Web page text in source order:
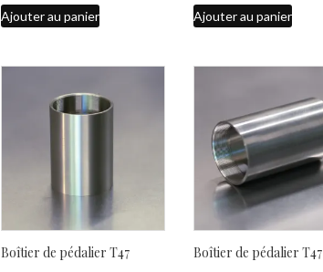
Ajouter au panier Ajouter au panier
Boîtier de pédalier T47
Boîtier de pédalier T47